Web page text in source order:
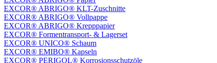
EXCOR® ABRIGO® KLT-Zuschnitte
EXCOR® ABRIGO® Vollpappe
EXCOR® ABRIGO® Krepppapier
EXCOR® Formentransport- & Lagerset
EXCOR® UNICO® Schaum
EXCOR® EMIBO® Kapseln
EXCOR® PERIGOL® Korrosionsschutzöle